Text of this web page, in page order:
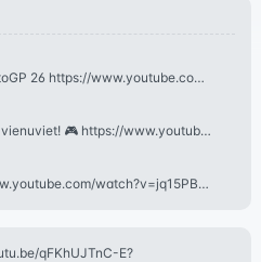
Reku šeku plašāks trailerītis MotoGP 26 https://www.youtube.com/watch?v=64KH3RMS
Lielais vakardienas apkopojums vienuviet! 🎮 https://www.youtube.com/watch?v=vMa
Ilgi gaidītais RIDE 6 :) https://www.youtube.com/watch?v=jq15PBniHL8
qFKhUJTnC-E?